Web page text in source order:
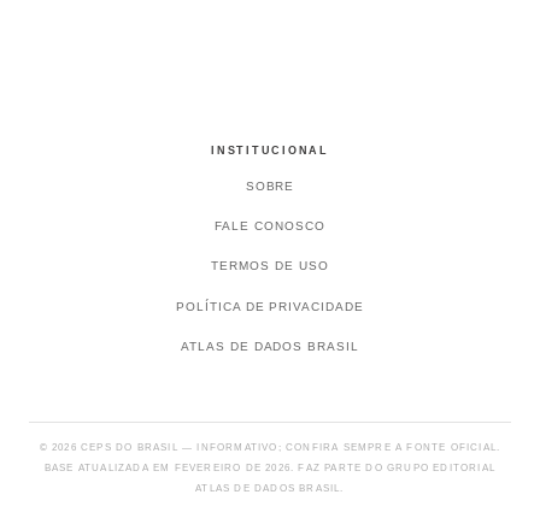
INSTITUCIONAL
SOBRE
FALE CONOSCO
TERMOS DE USO
POLÍTICA DE PRIVACIDADE
ATLAS DE DADOS BRASIL
© 2026 CEPS DO BRASIL — INFORMATIVO; CONFIRA SEMPRE A FONTE OFICIAL.
BASE ATUALIZADA EM FEVEREIRO DE 2026. FAZ PARTE DO GRUPO EDITORIAL
ATLAS DE DADOS BRASIL.